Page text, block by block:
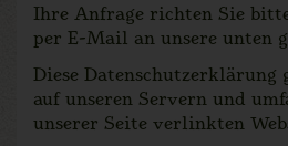
Ihre Anfrage richten Sie
per E-Mail an unsere unten
Diese
auf unseren Servern und
unserer Seite verlinkten